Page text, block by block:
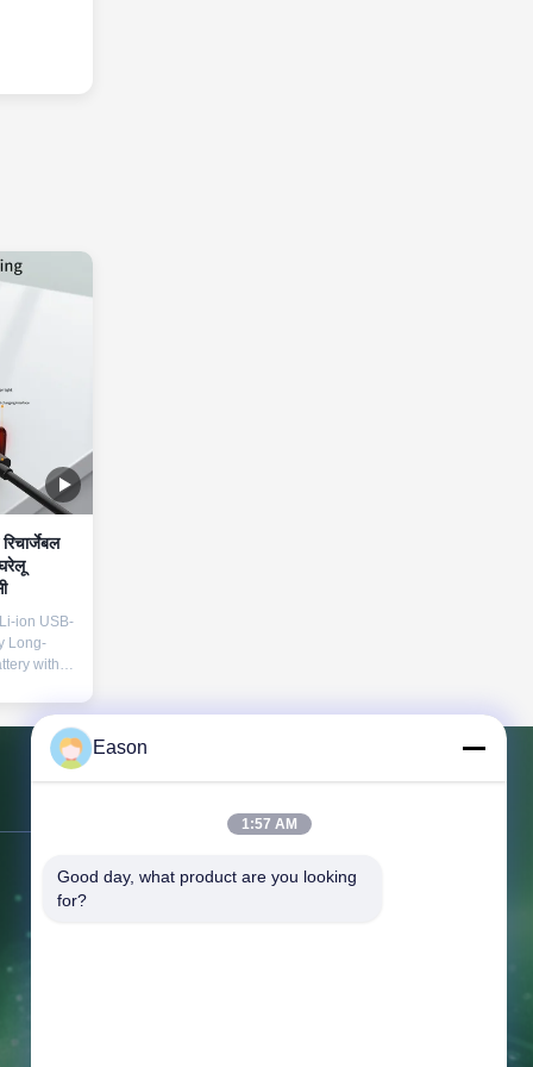
ion USB-
Long-
with
Battery
Life
SX-
पता: तीसरी मंजिल, बिल्डिंग बीसी, नंबर 3
Eason
1:57 AM
Good day, what product are you looking
for?